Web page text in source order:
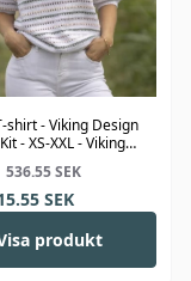
shirt - Viking Design
- XS-XXL - Viking
536.55SEK
SEK
produkt